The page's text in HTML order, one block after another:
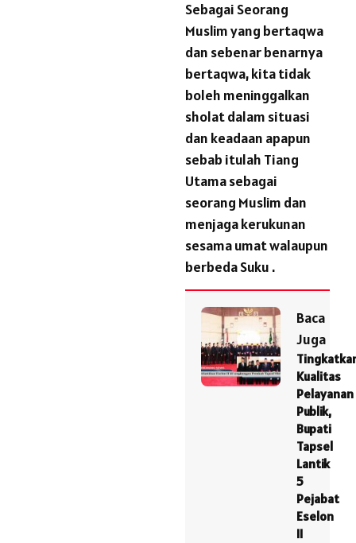
Sebagai Seorang
Muslim yang bertaqwa
dan sebenar benarnya
bertaqwa, kita tidak
boleh meninggalkan
sholat dalam situasi
dan keadaan apapun
sebab itulah Tiang
Utama sebagai
seorang Muslim dan
menjaga kerukunan
sesama umat walaupun
berbeda Suku .
Baca
Juga
Kualitas
Pelayanan
Publik,
Bupati
Tapsel
Lantik
5
Pejabat
Eselon
II